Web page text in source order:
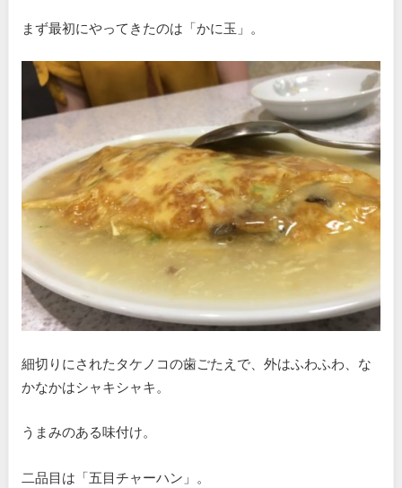
まず最初にやってきたのは「かに玉」。
細切りにされたタケノコの歯ごたえで、外はふわふわ、な
かなかはシャキシャキ。
うまみのある味付け。
二品目は「五目チャーハン」。